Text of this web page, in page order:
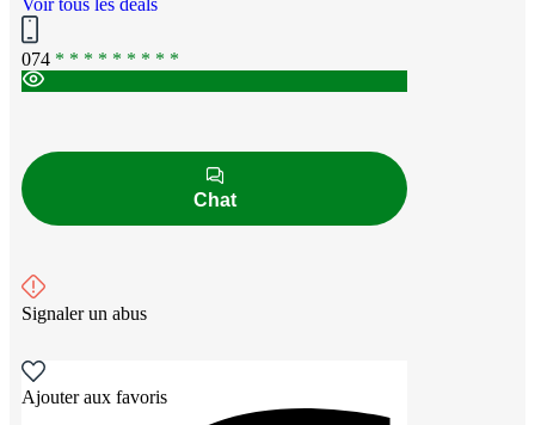
Voir tous les deals
074 * * * * * * * * *
Chat
Signaler un abus
Ajouter aux favoris